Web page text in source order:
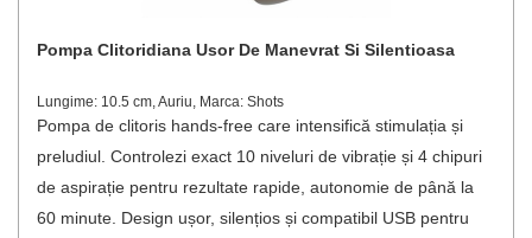
Pompa Clitoridiana Usor De Manevrat Si Silentioasa
Lungime: 10.5 cm, Auriu, Marca: Shots
Pompa de clitoris hands‑free care intensifică stimulația și
preludiul. Controlezi exact 10 niveluri de vibrație și 4 chipuri
de aspirație pentru rezultate rapide, autonomie de până la
60 minute. Design ușor, silențios și compatibil USB pentru